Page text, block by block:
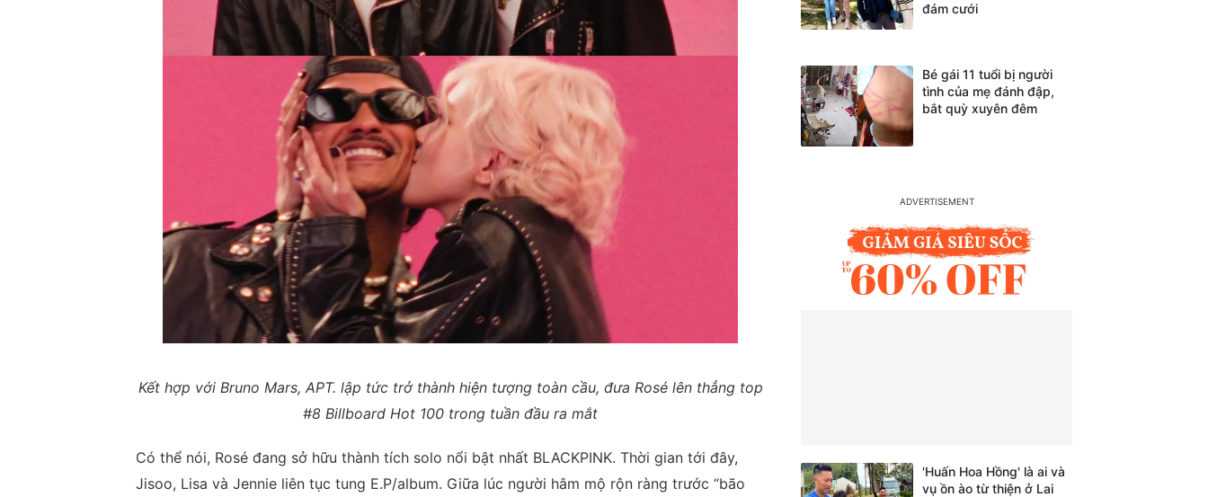
Kết hợp với Bruno Mars, APT. lập tức trở thành hiện tượng toàn cầu, đưa Rosé lên thẳng top
#8 Billboard Hot 100 trong tuần đầu ra mắt
Có thể nói, Rosé đang sở hữu thành tích solo nổi bật nhất BLACKPINK. Thời gian tới đây,
Jisoo, Lisa và Jennie liên tục tung E.P/album. Giữa lúc người hâm mộ rộn ràng trước “bão
đám cưới
Bé gái 11 tuổi bị người
tình của mẹ đánh đập,
bắt quỳ xuyên đêm
'Huấn Hoa Hồng' là ai và
vụ ồn ào từ thiện ở Lai